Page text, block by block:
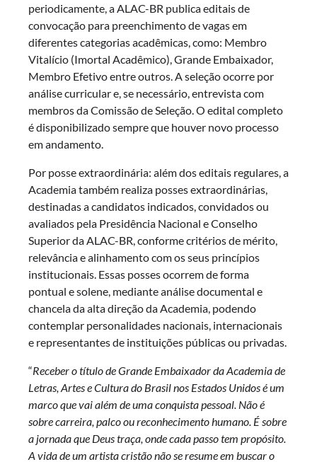
periodicamente, a ALAC-BR publica editais de
convocação para preenchimento de vagas em
diferentes categorias acadêmicas, como: Membro
Vitalício (Imortal Acadêmico), Grande Embaixador,
Membro Efetivo entre outros. A seleção ocorre por
análise curricular e, se necessário, entrevista com
membros da Comissão de Seleção. O edital completo
é disponibilizado sempre que houver novo processo
em andamento.
Por posse extraordinária: além dos editais regulares, a
Academia também realiza posses extraordinárias,
destinadas a candidatos indicados, convidados ou
avaliados pela Presidência Nacional e Conselho
Superior da ALAC-BR, conforme critérios de mérito,
relevância e alinhamento com os seus princípios
institucionais. Essas posses ocorrem de forma
pontual e solene, mediante análise documental e
chancela da alta direção da Academia, podendo
contemplar personalidades nacionais, internacionais
e representantes de instituições públicas ou privadas.
“Receber o título de Grande Embaixador da Academia de
Letras, Artes e Cultura do Brasil nos Estados Unidos é um
marco que vai além de uma conquista pessoal. Não é
sobre carreira, palco ou reconhecimento humano. É sobre
a jornada que Deus traça, onde cada passo tem propósito.
A vida de um artista cristão não se resume em buscar o